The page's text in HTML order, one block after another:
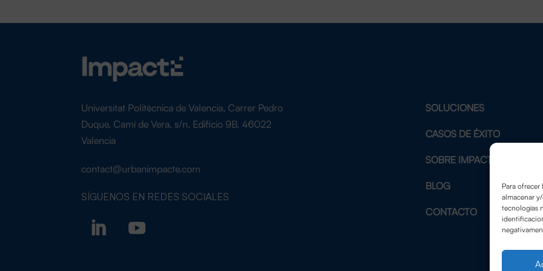
Para
almacenar
tecnologías
Universitat Politècnica de Valencia, Carrer Pedro
Duque, Camí de Vera, s/n, Edificio 9B, 46022
Valencia
contact@urbanimpacte.com
SÍGUENOS EN REDES SOCIALES
SOLUCIONES
CASOS DE ÉXITO
SOBRE IMPACTE
BLOG
CONTACTO